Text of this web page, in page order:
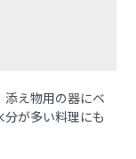
添え物用の器にベ
が多い料理にも